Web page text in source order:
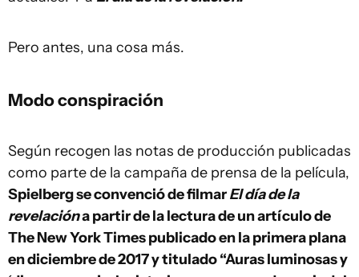
Pero antes, una cosa más.
Modo conspiración
Según recogen las notas de producción publicadas
como parte de la campaña de prensa de la película,
Spielberg se convenció de filmarEl día de la
revelacióna partir de la lectura de un artículo de
The New York Times publicado en la primera plana
en diciembre de 2017 y titulado “Auras luminosas y